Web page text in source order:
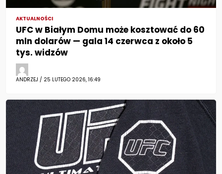
AKTUALNOŚCI
UFC w Białym Domu może kosztować do 60
mln dolarów — gala 14 czerwca z około 5
tys. widzów
ANDRZEJ / 25 LUTEGO 2026, 16:49